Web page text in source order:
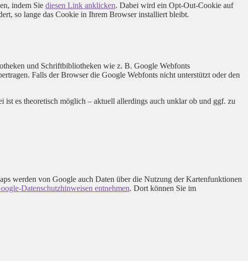
indem Sie diesen Link anklicken. Dabei wird ein Opt-Out-Cookie auf
so lange das Cookie in Ihrem Browser installiert bleibt.
und Schriftbibliotheken wie z. B. Google Webfonts
Falls der Browser die Google Webfonts nicht unterstützt oder den
es theoretisch möglich – aktuell allerdings auch unklar ob und ggf. zu
werden von Google auch Daten über die Nutzung der Kartenfunktionen
Datenschutzhinweisen entnehmen. Dort können Sie im